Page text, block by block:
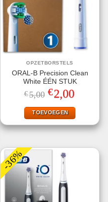
OPZETBORSTELS
ORAL-B Precision Clean
White ÉÉN STUK
€5,00 Oorspronkelijke
prijs
was:
€5,00.
€2,00
is:
€2,00.
TOEVOEGEN
-36%